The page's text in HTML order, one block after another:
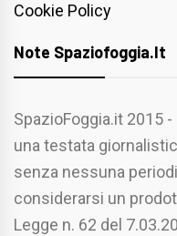
Cookie Policy
Note Spaziofoggia.it
SpazioFoggia.it 2015
una testata
senza nessuna
considerarsi un
Legge n. 62 del